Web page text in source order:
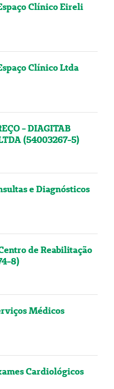
Clínico Eireli
Clínico Ltda
- DIAGITAB
(54003267-5)
e Diagnósticos
de Reabilitação
8)
Médicos
Cardiológicos